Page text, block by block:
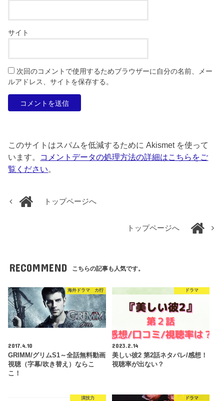
サイト
次回のコメントで使用するためブラウザーに自分の名前、メー
ルアドレス、サイトを保存する。
このサイトはスパムを低減するために Akismet を使って
います。 コメントデータの処理方法の詳細はこちらをご
覧ください。
トップページへ
トップページへ
RECOMMEND こちらの記事も人気です。
海外ドラマ カ行
2017.4.10
GRIMM/グリムS1～全話無料動画
視聴（字幕/吹き替え）ならこ
こ！
ドラマ
2023.2.14
美しい彼2 第2話ネタバレ/感想！
視聴率が出ない？
演技力 ドラマ